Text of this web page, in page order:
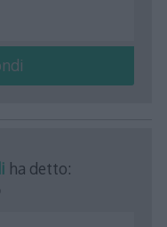
ha detto: